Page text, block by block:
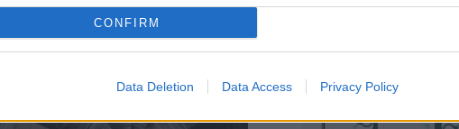
CONFIRM
Data Deletion Data Access Privacy Policy